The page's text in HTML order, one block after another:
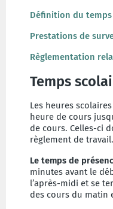
Définition du
Prestations de
Règlementation
Temps
Les heures
heure de cours
de cours. Celles-ci
règlement de travail.
Le temps de
minutes avant le
l’après-midi et se
des cours du matin